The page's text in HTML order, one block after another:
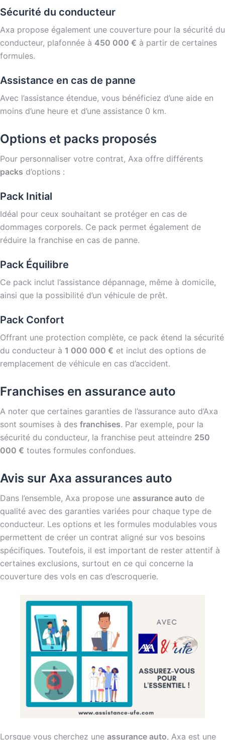
Sécurité du conducteur
Axa propose également une couverture pour la sécurité du
conducteur, plafonnée à 450 000 € à partir de certaines
formules.
Assistance en cas de panne
Avec l’assistance étendue, vous bénéficiez d’une aide en
moins d’une heure et d’une assistance 0 km.
Options et packs proposés
Pour personnaliser votre contrat, Axa offre différents
packs d’options :
Pack Initial
Idéal pour ceux souhaitant se protéger en cas de
dommages corporels. Ce pack permet également de
réduire la franchise en cas de panne.
Pack Équilibre
Ce pack inclut l’assistance dépannage, même à domicile,
ainsi que la possibilité d’un véhicule de prêt.
Pack Confort
Offrant une protection complète, ce pack étend la sécurité
du conducteur à 1 000 000 € et inclut des options de
remplacement de véhicule en cas d’accident.
Franchises en assurance auto
A noter que certaines garanties de l’assurance auto d’Axa
sont soumises à des franchises. Par exemple, pour la
sécurité du conducteur, la franchise peut atteindre 250
000 € toutes formules confondues.
Avis sur Axa assurances auto
Dans l’ensemble, Axa propose une assurance auto de
qualité avec des garanties variées pour chaque type de
conducteur. Les options et les formules modulables vous
permettent de créer un contrat aligné sur vos besoins
spécifiques. Toutefois, il est important de rester attentif à
certaines exclusions, surtout en ce qui concerne la
couverture des vols en cas d’escroquerie.
Lorsque vous cherchez une assurance auto, Axa est une